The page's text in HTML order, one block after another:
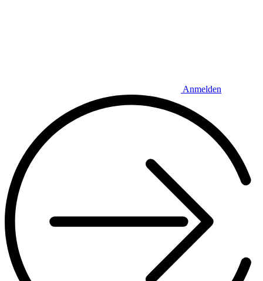
Anmelden